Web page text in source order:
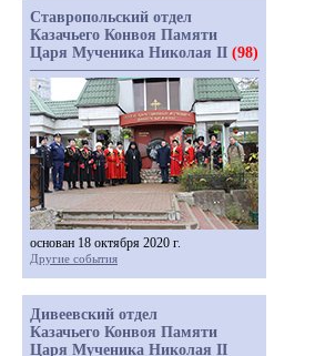
Ставропольский отдел
Казачьего Конвоя Памяти
Царя Мученика Николая II (98)
основан 18 октября 2020 г.
Другие события
Дивеевский отдел
Казачьего Конвоя Памяти
Царя Мученика Николая II